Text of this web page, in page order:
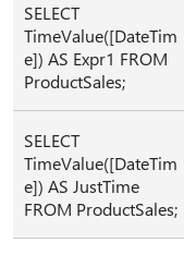
SELECT
TimeValue([DateTim
e]) AS Expr1 FROM
ProductSales;
SELECT
TimeValue([DateTim
e]) AS JustTime
FROM ProductSales;